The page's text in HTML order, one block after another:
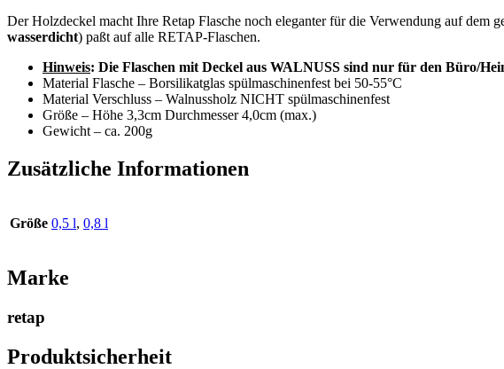
Der Holzdeckel macht Ihre Retap Flasche noch eleganter für die Verwendung auf dem
wasserdicht) paßt auf alle RETAP-Flaschen.
Hinweis: Die Flaschen mit Deckel aus WALNUSS sind nur für den Büro/
Material Flasche – Borsilikatglas spülmaschinenfest bei 50-55°C
Material Verschluss – Walnussholz NICHT spülmaschinenfest
Größe – Höhe 3,3cm Durchmesser 4,0cm (max.)
Gewicht – ca. 200g
Zusätzliche Informationen
Größe 0,5 l, 0,8 l
Marke
retap
Produktsicherheit